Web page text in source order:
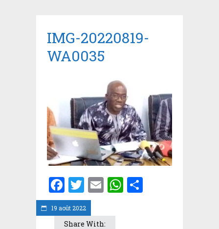
19 août 2022
IMG-20220819-
WA0035
Facebook
Twitter
EmailWhatsApp
Share With: